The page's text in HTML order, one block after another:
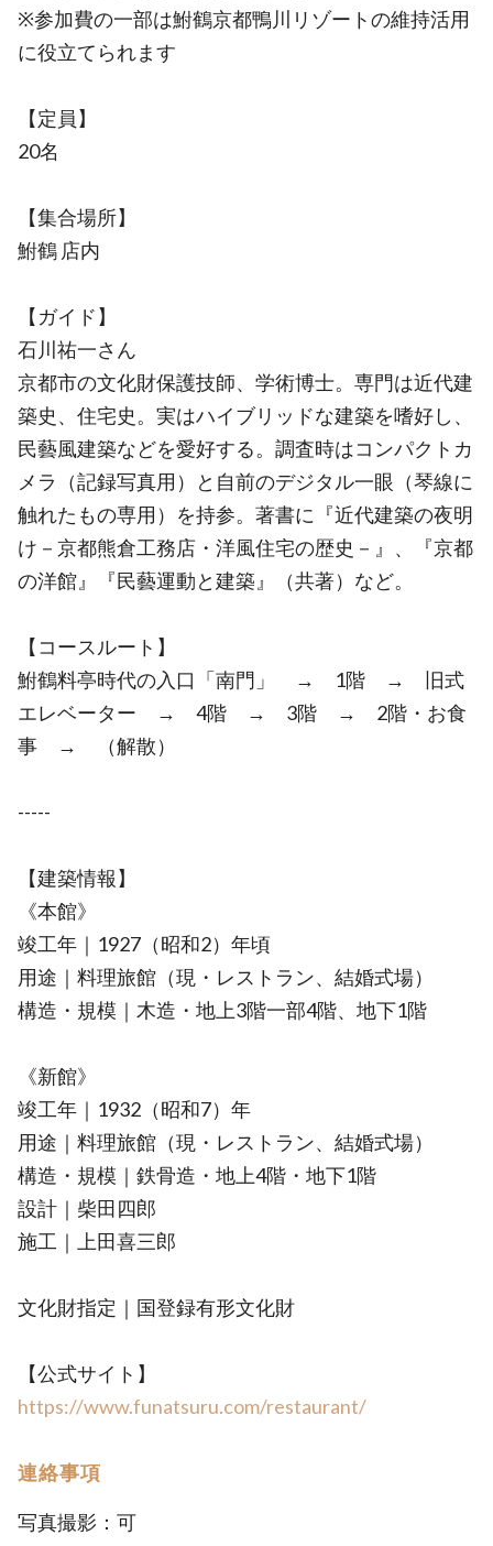
※参加費の一部は鮒鶴京都鴨川リゾートの維持活用
に役立てられます
【定員】
20名
【集合場所】
鮒鶴 店内
【ガイド】
石川祐一さん
京都市の文化財保護技師、学術博士。専門は近代建
築史、住宅史。実はハイブリッドな建築を嗜好し、
民藝風建築などを愛好する。調査時はコンパクトカ
メラ（記録写真用）と自前のデジタル一眼（琴線に
触れたもの専用）を持参。著書に『近代建築の夜明
け－京都熊倉工務店・洋風住宅の歴史－』、『京都
の洋館』『民藝運動と建築』（共著）など。
【コースルート】
鮒鶴料亭時代の入口「南門」 → 1階 → 旧式
エレベーター → 4階 → 3階 → 2階・お食
事 → （解散）
-----
【建築情報】
《本館》
竣工年｜1927（昭和2）年頃
用途｜料理旅館（現・レストラン、結婚式場）
構造・規模｜木造・地上3階一部4階、地下1階
《新館》
竣工年｜1932（昭和7）年
用途｜料理旅館（現・レストラン、結婚式場）
構造・規模｜鉄骨造・地上4階・地下1階
設計｜柴田四郎
施工｜上田喜三郎
文化財指定｜国登録有形文化財
【公式サイト】
https://www.funatsuru.com/restaurant/
連絡事項
写真撮影：可